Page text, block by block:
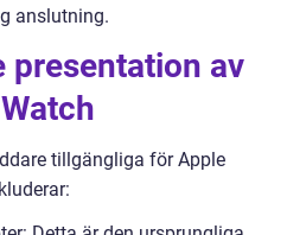
anslutning.
presentation av
tillgängliga för Apple